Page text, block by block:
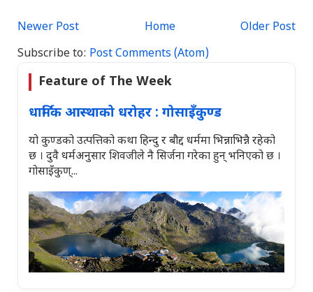
Newer Post Older Post
Home
Subscribe to: Post Comments (Atom)
Feature of The Week
धार्मिक आस्थाको धरोहर : गोसाइँकुण्ड
यो कुण्डको उत्पत्तिको कथा हिन्दु र बौद्द धर्ममा भिन्नाभिन्नै रहेको
छ । दुवै धर्मअनुसार शिवजीले नै सिर्जना गरेका हुन् भनिएको छ ।
गोसाइँकुण्...